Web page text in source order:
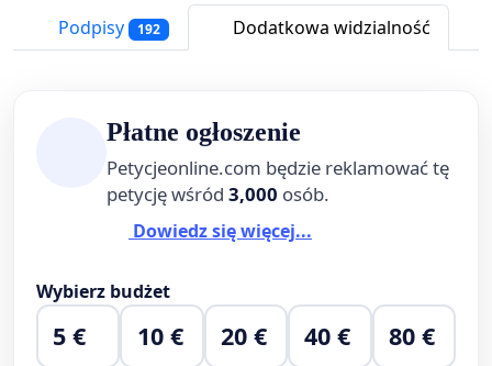
Podpisy 192 Dodatkowa widzialność
Płatne ogłoszenie
Petycjeonline.com będzie reklamować tę
petycję wśród 3,000 osób.
Dowiedz się więcej...
Wybierz budżet
5 € 10 € 20 € 40 € 80 €